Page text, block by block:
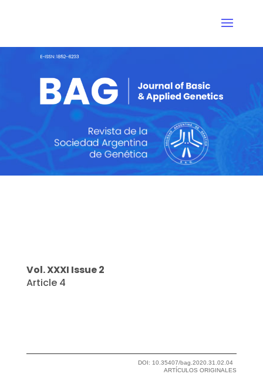
Vol. XXXI Issue 2
Article 4
DOI: 10.35407/bag.2020.31.02.04
ARTÍCULOS ORIGINALES